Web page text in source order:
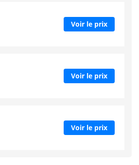
Voir le prix
Voir le prix
Voir le prix